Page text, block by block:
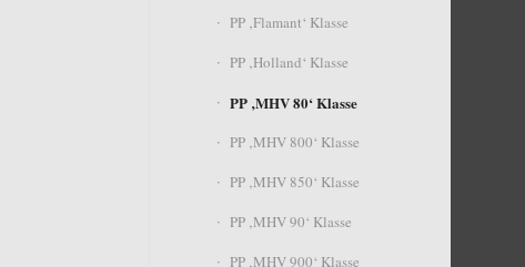
PP ‚Flamant‘ Klasse
PP ‚Holland‘ Klasse
PP ‚MHV 80‘ Klasse
PP ‚MHV 800‘ Klasse
PP ‚MHV 850‘ Klasse
PP ‚MHV 90‘ Klasse
PP ‚MHV 900‘ Klasse